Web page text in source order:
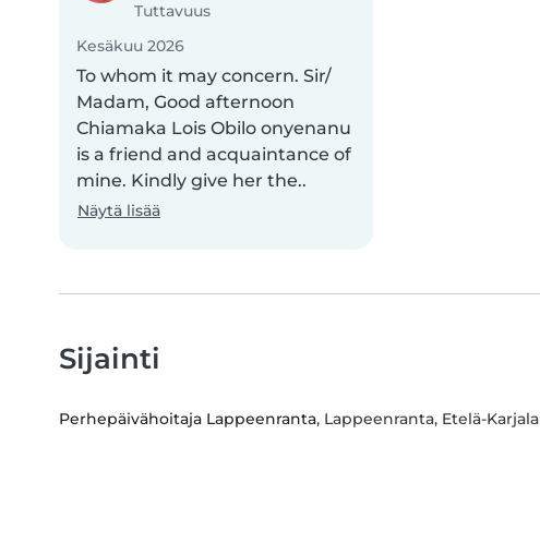
Tuttavuus
Kesäkuu 2026
To whom it may concern. Sir/
Madam, Good afternoon
Chiamaka Lois Obilo onyenanu
is a friend and acquaintance of
mine. Kindly give her the..
Näytä lisää
Sijainti
Perhepäivähoitaja Lappeenranta, Lappeenranta, Etelä-Karjala